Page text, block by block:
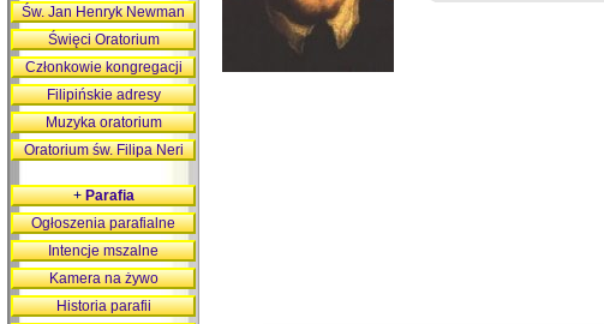
Św. Jan Henryk Newman
Święci Oratorium
Członkowie kongregacji
Filipińskie adresy
Muzyka oratorium
Oratorium św. Filipa Neri
+Parafia
Ogłoszenia parafialne
Intencje mszalne
Kamera na żywo
Historia parafii